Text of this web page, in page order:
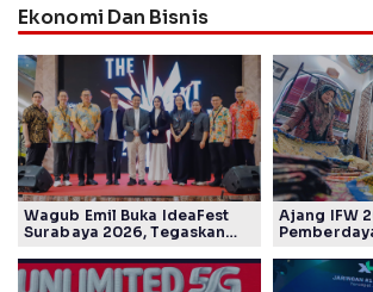
Ekonomi Dan Bisnis
Wagub Emil Buka IdeaFest
Surabaya 2026, Tegaskan
Timur
Ajang IFW
Kelompok